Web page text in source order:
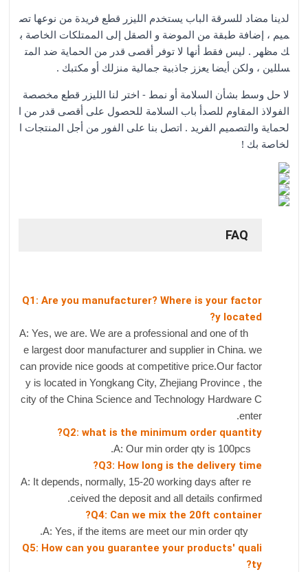
لدينا مضاد للسرقة الباب يستخدم الليزر قطع فريدة من نوعها تص
ميم ، إضافة طبقة من الموضة و الصقل إلى الممتلكات الخاصة ب
ك مظهر . ليس فقط أنها لا توفر أقصى قدر من الحماية ضد المت
سللين ، ولكن أيضا يعزز جاذبية جمالية منزلك أو مكتبك .
لا حل وسط بشأن السلامة أو نمط - اختر لنا الليزر قطع مخصصة
الفولاذ المقاوم للصدأ باب السلامة للحصول على أقصى قدر من ا
لحماية والتصميم الفريد . اتصل بنا على الفور من أجل المنتجات ا
لخاصة بك !
FAQ
Q1: Are you manufacturer? Where is your factor
y located?
A: Yes, we are. We are a professional and one of th
e largest door manufacturer and supplier in China. we
can provide nice goods at competitive price.Our factor
y is located in Yongkang City, Zhejiang Province , the
city of the China Science and Technology Hardware C
enter.
Q2: what is the minimum order quantity?
Q3: How long is the delivery time?
A: It depends, normally, 15-20 working days after re
ceived the deposit and all details confirmed.
Q4: Can we mix the 20ft container?
A: Yes, if the items are meet our min order qty.
Q5: How can you guarantee your products' quali
ty?